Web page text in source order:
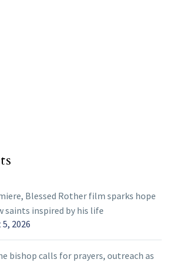
Blessed Rother film sparks hope
saints inspired by his life
2026
bishop calls for prayers, outreach as